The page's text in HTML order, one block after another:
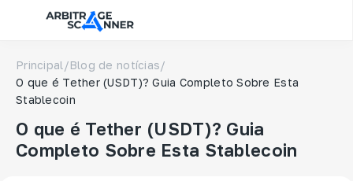
Principal /Blog de notícias/
O que é Tether (USDT)? Guia Completo Sobre Esta
Stablecoin
O que é Tether (USDT)? Guia
Completo Sobre Esta Stablecoin